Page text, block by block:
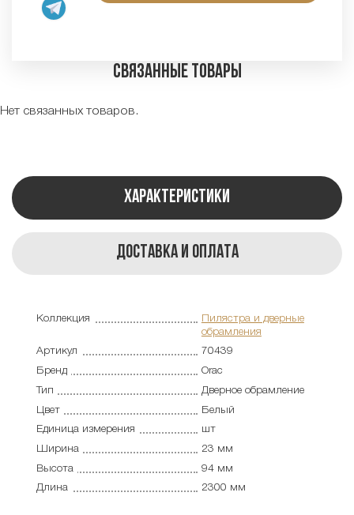
Связанные товары
Нет связанных товаров.
Характеристики
Доставка и оплата
Коллекция
Пилястра и дверные
обрамления
Артикул
70439
Бренд
Orac
Тип
Дверное обрамление
Цвет
Белый
Единица измерения
шт
Ширина
23 мм
Высота
94 мм
Длина
2300 мм